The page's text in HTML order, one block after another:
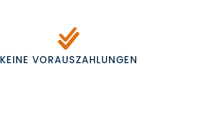
KEINE VORAUSZAHLUNGEN